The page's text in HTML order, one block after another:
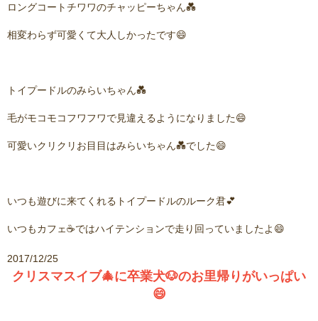
ロングコートチワワのチャッピーちゃん💑
相変わらず可愛くて大人しかったです😄
トイプードルのみらいちゃん💑
毛がモコモコフワフワで見違えるようになりました😄
可愛いクリクリお目目はみらいちゃん💑でした😄
いつも遊びに来てくれるトイプードルのルーク君💕
いつもカフェ☕ではハイテンションで走り回っていましたよ😄
2017/12/25
クリスマスイブ🎄に卒業犬🐶のお里帰りがいっぱい
😄